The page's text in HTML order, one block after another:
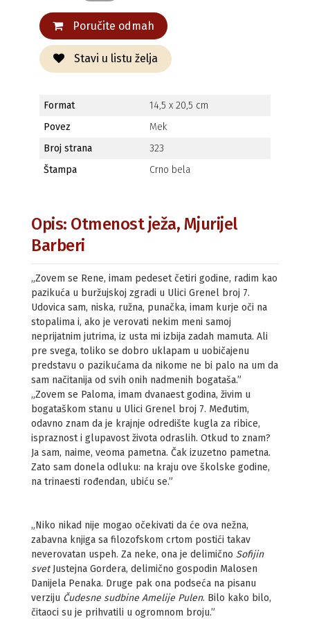
Poručite odmah
Stavi u listu želja
Format
14,5 x 20,5 cm
Povez
Mek
Broj strana
323
Štampa
Crno bela
Opis: Otmenost ježa, Mjurijel
Barberi
„Zovem se Rene, imam pedeset četiri godine, radim kao
pazikuća u buržujskoj zgradi u Ulici Grenel broj 7.
Udovica sam, niska, ružna, punačka, imam kurje oči na
stopalima i, ako je verovati nekim meni samoj
neprijatnim jutrima, iz usta mi izbija zadah mamuta. Ali
pre svega, toliko se dobro uklapam u uobičajenu
predstavu o pazikućama da nikome ne bi palo na um da
sam načitanija od svih onih nadmenih bogataša.”
„Zovem se Paloma, imam dvanaest godina, živim u
bogataškom stanu u Ulici Grenel broj 7. Međutim,
odavno znam da je krajnje odredište kugla za ribice,
ispraznost i glupavost života odraslih. Otkud to znam?
Ja sam, naime, veoma pametna. Čak izuzetno pametna.
Zato sam donela odluku: na kraju ove školske godine,
na trinaesti rođendan, ubiću se.”
„Niko nikad nije mogao očekivati da će ova nežna,
zabavna knjiga sa filozofskom crtom postići takav
neverovatan uspeh. Za neke, ona je delimično Sofijin
svet Justejna Gordera, delimično gospodin Malosen
Danijela Penaka. Druge pak ona podseća na pisanu
verziju Čudesne sudbine Amelije Pulen. Bilo kako bilo,
čitaoci su je prihvatili u ogromnom broju.”